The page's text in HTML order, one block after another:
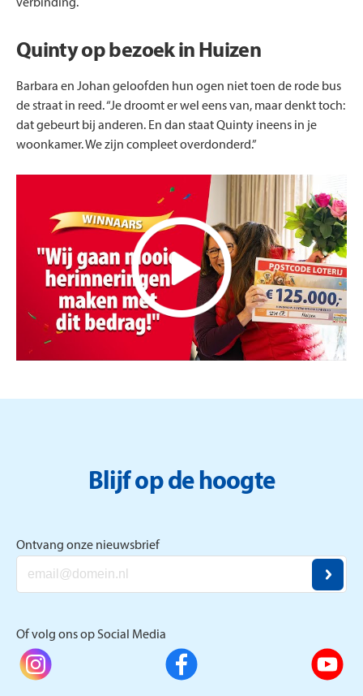
verbinding.
Quinty op bezoek in Huizen
Barbara en Johan geloofden hun ogen niet toen de rode bus
de straat in reed. “Je droomt er wel eens van, maar denkt toch:
dat gebeurt bij anderen. En dan staat Quinty ineens in je
woonkamer. We zijn compleet overdonderd.”
Blijf op de hoogte
Ontvang onze nieuwsbrief
Of volg ons op Social Media